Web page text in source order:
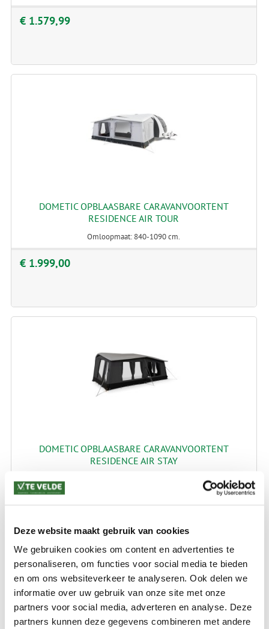
Deze website maakt gebruik van cookies
We gebruiken cookies om content en advertenties te
personaliseren, om functies voor social media te bieden
en om ons websiteverkeer te analyseren. Ook delen we
informatie over uw gebruik van onze site met onze
partners voor social media, adverteren en analyse. Deze
partners kunnen deze gegevens combineren met andere
€ 1.579,99
DOMETIC OPBLAASBARE CARAVANVOORTENT
RESIDENCE AIR TOUR
Omloopmaat: 840-1090 cm.
€ 1.999,00
DOMETIC OPBLAASBARE CARAVANVOORTENT
RESIDENCE AIR STAY